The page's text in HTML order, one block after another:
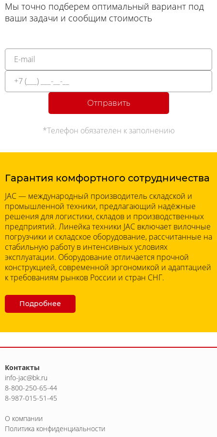
Мы точно подберем оптимальный вариант под
ваши задачи и сообщим стоимость
Отправить
*Телефон обязателен к заполнению
Гарантия комфортного сотрудничества
JAC — международный производитель складской и
промышленной техники, предлагающий надёжные
решения для логистики, складов и производственных
предприятий. Линейка техники JAC включает вилочные
погрузчики и складское оборудование, рассчитанные на
стабильную работу в интенсивных условиях
эксплуатации. Оборудование отличается прочной
конструкцией, современной эргономикой и адаптацией
к требованиям рынков России и стран СНГ.
Подробнее
Контакты
info-jac@bk.ru
8-800-250-65-44
8-987-015-51-45
О компании
Политика конфиденциальности